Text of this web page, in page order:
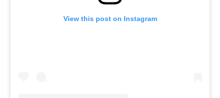
View this post on Instagram